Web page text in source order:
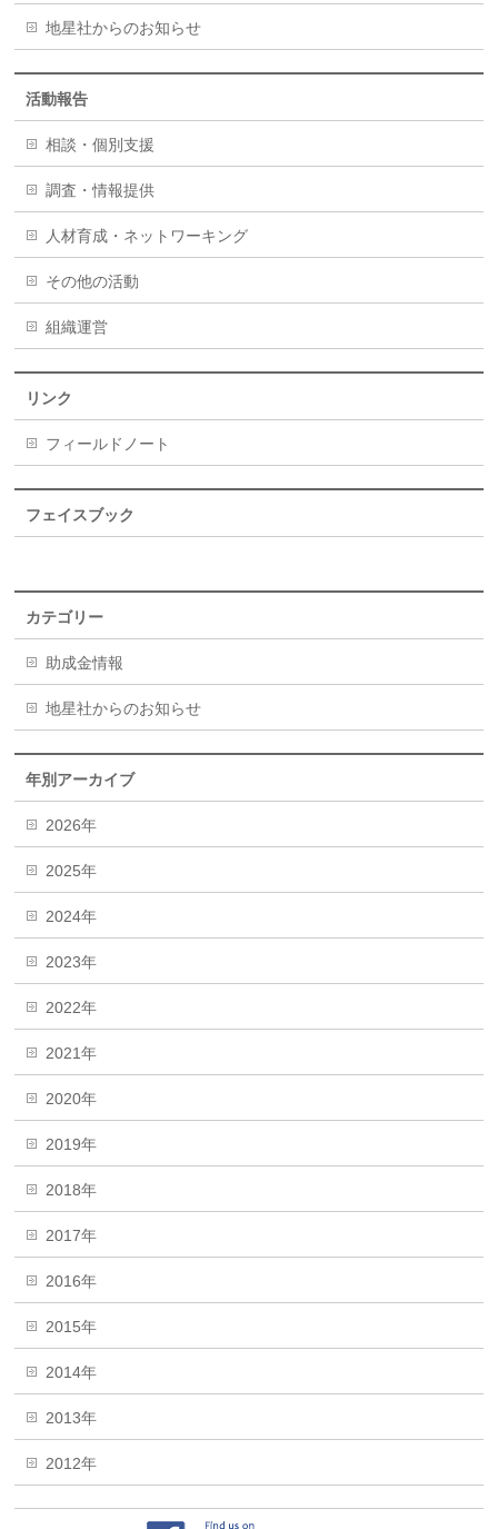
地星社からのお知らせ
活動報告
相談・個別支援
調査・情報提供
人材育成・ネットワーキング
その他の活動
組織運営
リンク
フィールドノート
フェイスブック
カテゴリー
助成金情報
地星社からのお知らせ
年別アーカイブ
2026年
2025年
2024年
2023年
2022年
2021年
2020年
2019年
2018年
2017年
2016年
2015年
2014年
2013年
2012年